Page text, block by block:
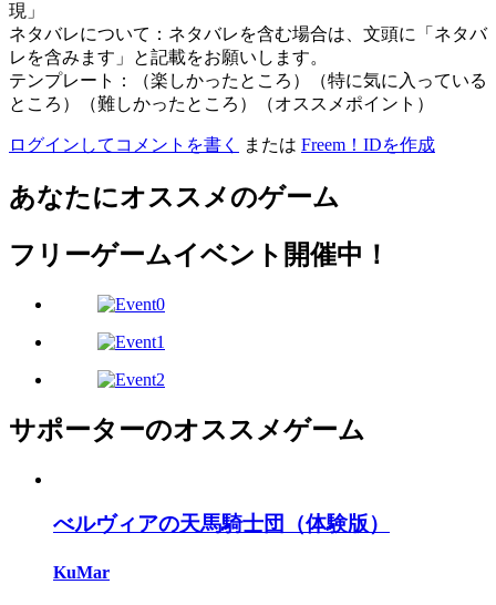
現」
ネタバレについて：ネタバレを含む場合は、文頭に「ネタバ
レを含みます」と記載をお願いします。
テンプレート：（楽しかったところ）（特に気に入っている
ところ）（難しかったところ）（オススメポイント）
ログインしてコメントを書く または Freem！IDを作成
あなたにオススメのゲーム
フリーゲームイベント開催中！
サポーターのオススメゲーム
べルヴィアの天馬騎士団（体験版）
KuMar